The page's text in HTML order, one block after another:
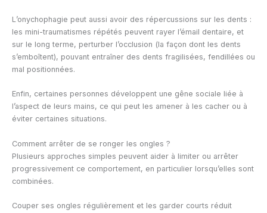
L’onychophagie peut aussi avoir des répercussions sur les dents :
les mini-traumatismes répétés peuvent rayer l’émail dentaire, et
sur le long terme, perturber l’occlusion (la façon dont les dents
s’emboîtent), pouvant entraîner des dents fragilisées, fendillées ou
mal positionnées.
Enfin, certaines personnes développent une gêne sociale liée à
l’aspect de leurs mains, ce qui peut les amener à les cacher ou à
éviter certaines situations.
Comment arrêter de se ronger les ongles ?
Plusieurs approches simples peuvent aider à limiter ou arrêter
progressivement ce comportement, en particulier lorsqu’elles sont
combinées.
Couper ses ongles régulièrement et les garder courts réduit